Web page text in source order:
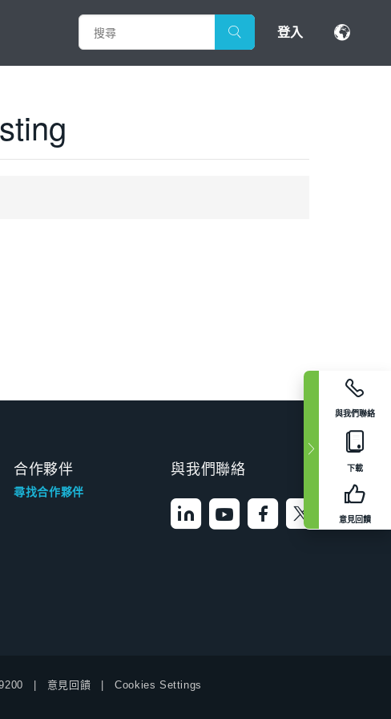
登入
與我們聯絡
下載
意見回饋
合作夥伴
尋找合作夥伴
與我們聯絡
意見回饋 Cookies Settings